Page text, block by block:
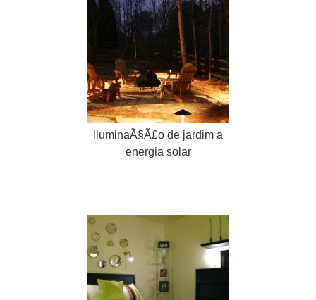
IluminaÃ§Ã£o de jardim a
energia solar